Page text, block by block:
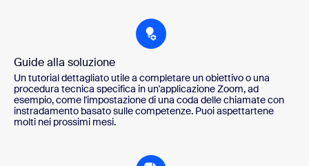
Guide alla soluzione
Un tutorial dettagliato utile a completare un obiettivo o una
procedura tecnica specifica in un'applicazione Zoom, ad
esempio, come l'impostazione di una coda delle chiamate con
instradamento basato sulle competenze. Puoi aspettartene
molti nei prossimi mesi.